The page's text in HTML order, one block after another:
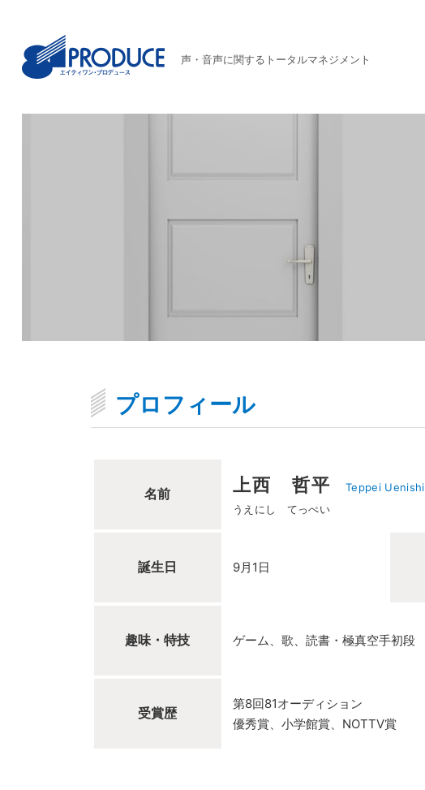
声・音声に関するトータルマネジメント
プロフィール
名前 上西 哲平
Teppei Uenishi
うえにし てっぺい
誕生日 9月1日
趣味・特技 ゲーム、歌、読書・極真空手初段
受賞歴
第8回81オーディション
優秀賞、小学館賞、NOTTV賞